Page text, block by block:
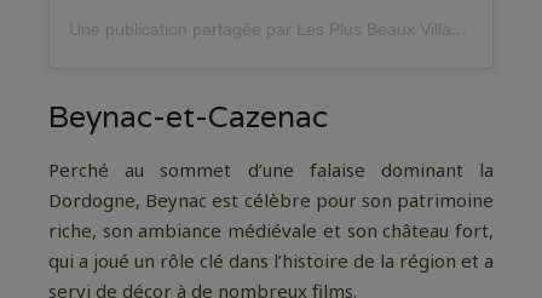
Beynac-et-Cazenac
Perché au sommet d’une falaise dominant la
Dordogne, Beynac est célèbre pour son patrimoine
riche, son ambiance médiévale et son château fort,
qui a joué un rôle clé dans l’histoire de la région et a
servi de décor à de nombreux films.